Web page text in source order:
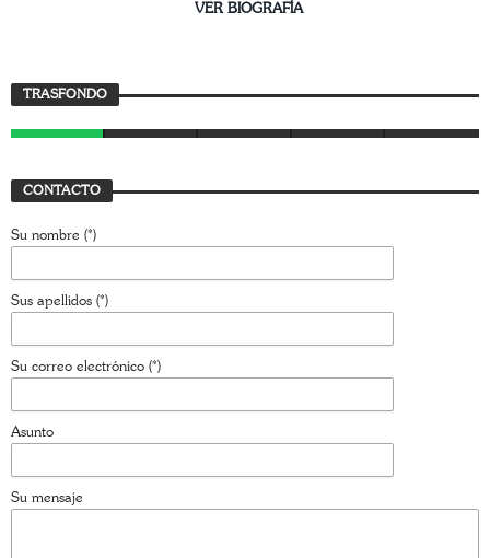
VER BIOGRAFÍA
TRASFONDO
JAVIER BUSTAMANTE
CONTACTO
Su nombre (*)
Sus apellidos (*)
Su correo electrónico (*)
Asunto
Su mensaje